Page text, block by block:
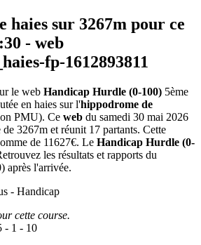
haies sur 3267m pour ce
- web
le web Handicap Hurdle (0-100) 5ème
en haies sur l'hippodrome de
PMU). Ce web du samedi 30 mai 2026
de 3267m et réunit 17 partants. Cette
de 11627€. Le Handicap Hurdle (0-
les résultats et rapports du
après l'arrivée.
- Handicap
cette course.
- 1 - 10